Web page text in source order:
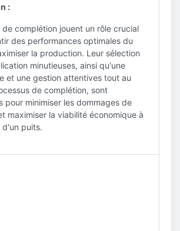
:
de complétion jouent un rôle crucial
des performances optimales du
la production. Leur sélection
minutieuses, ainsi qu'une
et une gestion attentives tout au
de complétion, sont
pour minimiser les dommages de
maximiser la viabilité économique à
d'un puits.